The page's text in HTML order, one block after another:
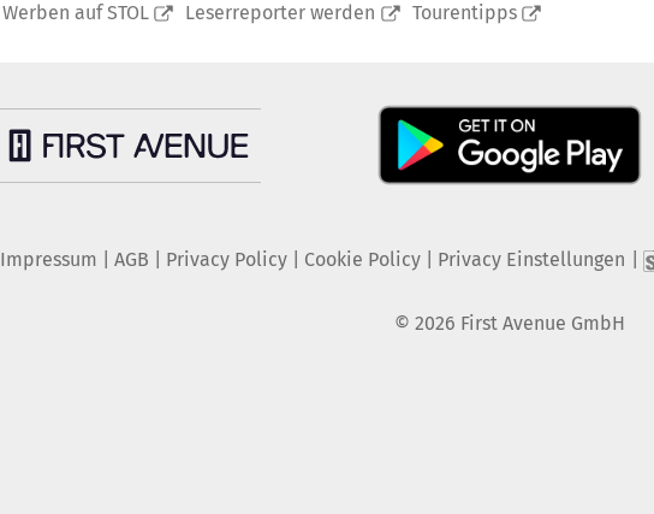
Werben auf STOL Leserreporter werden Tourentipps
Impressum AGB Privacy Policy| Cookie Policy| Privacy Einstellungen
© 2026 First Avenue GmbH